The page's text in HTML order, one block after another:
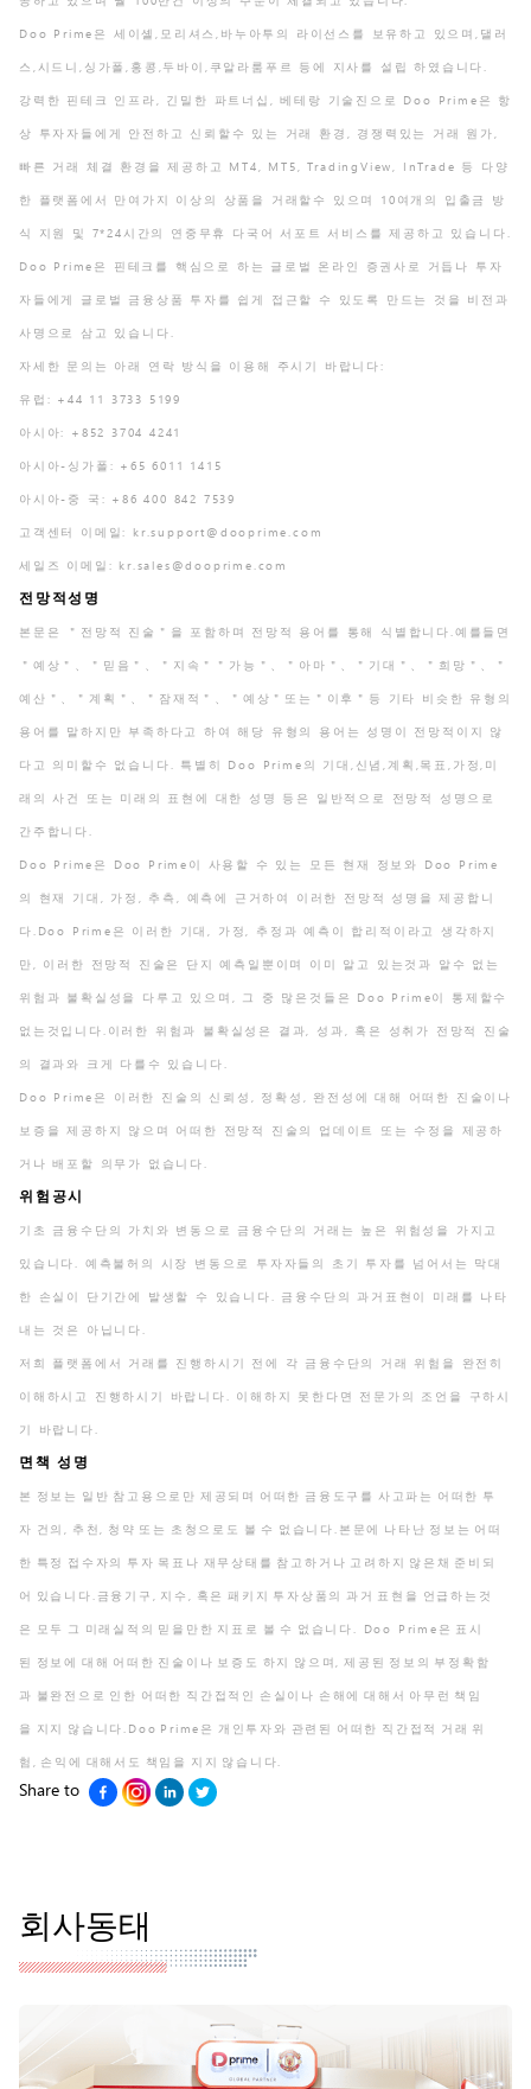
Doo Prime은 세이셸,모리셔스,바누아투의 라이선스를 보유하고 있으며,댈러
스,시드니,싱가폴,홍콩,두바이,쿠알라룸푸르 등에 지사를 설립 하였습니다.
강력한 핀테크 인프라, 긴밀한 파트너십, 베테랑 기술진으로 Doo Prime은 항
상 투자자들에게 안전하고 신뢰할수 있는 거래 환경, 경쟁력있는 거래 원가,
빠른 거래 체결 환경을 제공하고 MT4, MT5, TradingView, InTrade 등 다양
한 플랫폼에서 만여가지 이상의 상품을 거래할수 있으며 10여개의 입출금 방
식 지원 및 7*24시간의 연중무휴 다국어 서포트 서비스를 제공하고 있습니다.
Doo Prime은 핀테크를 핵심으로 하는 글로벌 온라인 증권사로 거듭나 투자
자들에게 글로벌 금융상품 투자를 쉽게 접근할 수 있도록 만드는 것을 비전과
사명으로 삼고 있습니다.
자세한 문의는 아래 연락 방식을 이용해 주시기 바랍니다:
유럽: +44 11 3733 5199
아시아: +852 3704 4241
아시아-싱가폴: +65 6011 1415
아시아-중 국: +86 400 842 7539
고객센터 이메일: kr.support@dooprime.com
세일즈 이메일: kr.sales@dooprime.com
전망적성명
본문은 ＂전망적 진술＂을 포함하며 전망적 용어를 통해 식별합니다.예를들면
＂예상＂、＂믿음＂、＂지속＂＂가능＂、＂아마＂、＂기대＂、＂희망＂、＂
예산＂、＂계획＂、＂잠재적＂、＂예상＂또는＂이후＂등 기타 비슷한 유형의
용어를 말하지만 부족하다고 하여 해당 유형의 용어는 성명이 전망적이지 않
다고 의미할수 없습니다. 특별히 Doo Prime의 기대,신념,계획,목표,가정,미
래의 사건 또는 미래의 표현에 대한 성명 등은 일반적으로 전망적 성명으로
간주합니다.
Doo Prime은 Doo Prime이 사용할 수 있는 모든 현재 정보와 Doo Prime
의 현재 기대, 가정, 추측, 예측에 근거하여 이러한 전망적 성명을 제공합니
다.Doo Prime은 이러한 기대, 가정, 추정과 예측이 합리적이라고 생각하지
만, 이러한 전망적 진술은 단지 예측일뿐이며 이미 알고 있는것과 알수 없는
위험과 불확실성을 다루고 있으며, 그 중 많은것들은 Doo Prime이 통제할수
없는것입니다.이러한 위험과 불확실성은 결과, 성과, 혹은 성취가 전망적 진술
의 결과와 크게 다를수 있습니다.
Doo Prime은 이러한 진술의 신뢰성, 정확성, 완전성에 대해 어떠한 진술이나
보증을 제공하지 않으며 어떠한 전망적 진술의 업데이트 또는 수정을 제공하
거나 배포할 의무가 없습니다.
위험공시
기초 금융수단의 가치와 변동으로 금융수단의 거래는 높은 위험성을 가지고
있습니다. 예측불허의 시장 변동으로 투자자들의 초기 투자를 넘어서는 막대
한 손실이 단기간에 발생할 수 있습니다. 금융수단의 과거표현이 미래를 나타
내는 것은 아닙니다.
저희 플랫폼에서 거래를 진행하시기 전에 각 금융수단의 거래 위험을 완전히
이해하시고 진행하시기 바랍니다. 이해하지 못한다면 전문가의 조언을 구하시
기 바랍니다.
면책 성명
본 정보는 일반 참고용으로만 제공되며 어떠한 금융도구를 사고파는 어떠한 투
자 건의, 추천, 청약 또는 초청으로도 볼 수 없습니다.본문에 나타난 정보는 어떠
한 특정 접수자의 투자 목표나 재무상태를 참고하거나 고려하지 않은채 준비되
어 있습니다.금융기구, 지수, 혹은 패키지 투자상품의 과거 표현을 언급하는것
은 모두 그 미래실적의 믿을만한 지표로 볼 수 없습니다. Doo Prime은 표시
된 정보에 대해 어떠한 진술이나 보증도 하지 않으며, 제공된 정보의 부정확함
과 불완전으로 인한 어떠한 직간접적인 손실이나 손해에 대해서 아무런 책임
을 지지 않습니다.Doo Prime은 개인투자와 관련된 어떠한 직간접적 거래 위
험, 손익에 대해서도 책임을 지지 않습니다.
Share to
회사동태